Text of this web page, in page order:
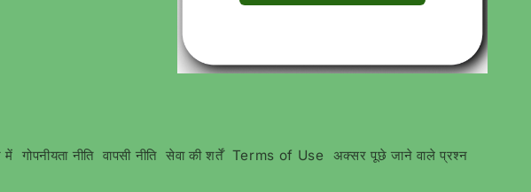
में गोपनीयता नीति वापसी नीति सेवा की शर्तें Terms of Use अक्सर पूछे जाने वाले प्रश्न